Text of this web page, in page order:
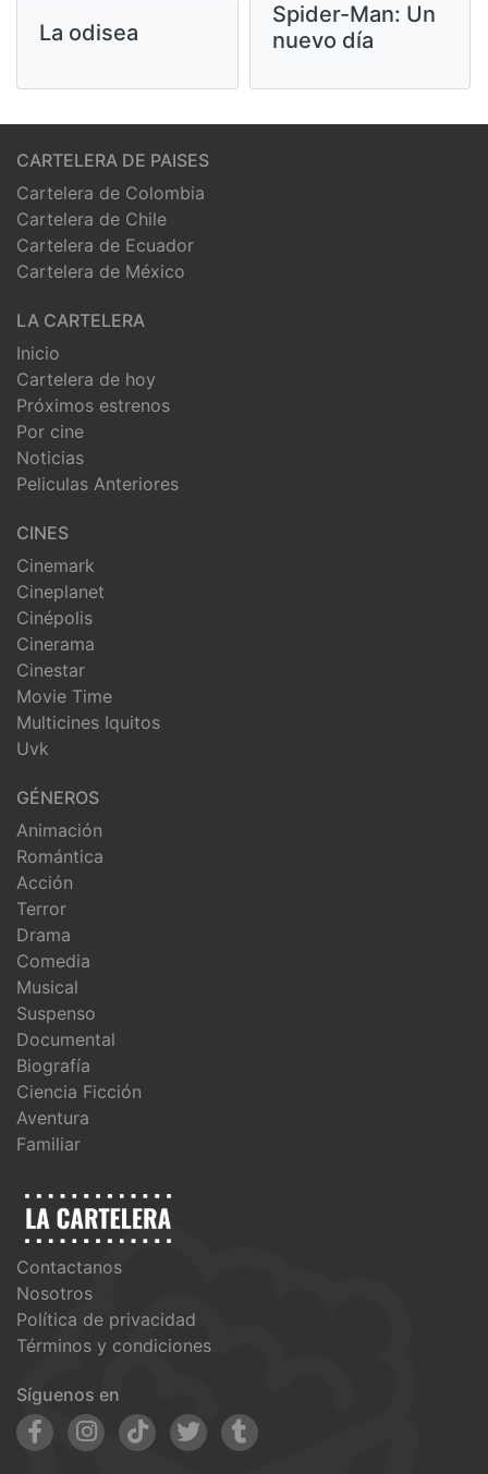
La odisea
Spider-Man: Un
nuevo día
CARTELERA DE PAISES
Cartelera de Colombia
Cartelera de Chile
Cartelera de Ecuador
Cartelera de México
LA CARTELERA
Inicio
Cartelera de hoy
Próximos estrenos
Por cine
Noticias
Peliculas Anteriores
CINES
Cinemark
Cineplanet
Cinépolis
Cinerama
Cinestar
Movie Time
Multicines Iquitos
Uvk
GÉNEROS
Animación
Romántica
Acción
Terror
Drama
Comedia
Musical
Suspenso
Documental
Biografía
Ciencia Ficción
Aventura
Familiar
Contactanos
Nosotros
Política de privacidad
Términos y condiciones
Síguenos en